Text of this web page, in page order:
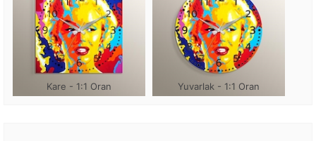
Kare - 1:1 Oran Yuvarlak - 1:1 Oran